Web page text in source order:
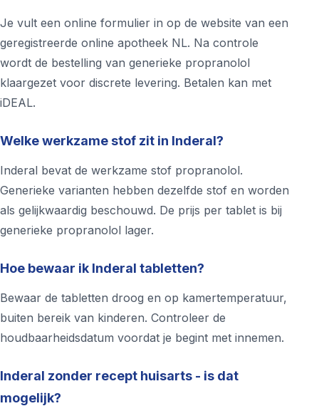
Je vult een online formulier in op de website van een
geregistreerde online apotheek NL. Na controle
wordt de bestelling van generieke propranolol
klaargezet voor discrete levering. Betalen kan met
iDEAL.
Welke werkzame stof zit in Inderal?
Inderal bevat de werkzame stof propranolol.
Generieke varianten hebben dezelfde stof en worden
als gelijkwaardig beschouwd. De prijs per tablet is bij
generieke propranolol lager.
Hoe bewaar ik Inderal tabletten?
Bewaar de tabletten droog en op kamertemperatuur,
buiten bereik van kinderen. Controleer de
houdbaarheidsdatum voordat je begint met innemen.
Inderal zonder recept huisarts - is dat
mogelijk?